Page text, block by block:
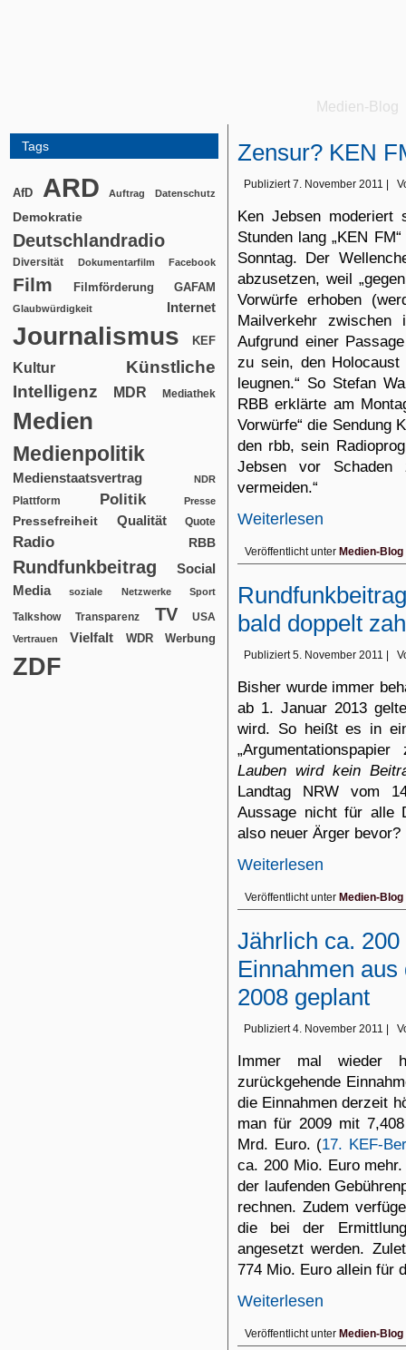
Medien-Blog
Tags
AfD ARD Auftrag Datenschutz
Demokratie
Deutschlandradio
Diversität Dokumentarfilm Facebook
Film Filmförderung GAFAM
Glaubwürdigkeit Internet
Journalismus KEF
Kultur
Künstliche
Intelligenz
MDR Mediathek
Medien
Medienpolitik
Medienstaatsvertrag NDR
Plattform Politik Presse
Pressefreiheit Qualität Quote
Radio RBB
Rundfunkbeitrag
Social
Media
soziale Netzwerke Sport
Talkshow Transparenz TV USA
Vertrauen Vielfalt WDR Werbung
ZDF
Zensur? KEN
Publiziert 7. November 2011
Ken Jebsen
Stunden lang„KEN FM“
Sonntag. Der
abzusetzen, weil
Vorwürfe erhoben
Mailverkehr
Aufgrund einer
zu sein, den
leugnen.“ So Stefan
RBBerklärte am
Vorwürfe“ die Sendung
den rbb, sein
Jebsen vor
vermeiden.“
Weiterlesen
Veröffentlicht unter Medien-Blog
bald doppelt
Publiziert 5. November 2011
Bisher wurde immer
ab 1. Januar 2013
wird. So heißt es in
Lauben wird kein
Landtag NRW vom
Aussage nicht für alle
also neuer Ärger bevor?
Weiterlesen
Veröffentlicht unter Medien-Blog
Jährlich ca.
Einnahmen
2008 geplant
Publiziert 4. November 2011
Immer mal wieder
zurückgehende
die Einnahmen derzeit
man für 2009 mit
Mrd. Euro. (17. KEF-
ca. 200 Mio. Euro
der laufenden
rechnen. Zudem
die bei der Ermittlung
angesetzt werden.
774 Mio. Euro allein für
Weiterlesen
Veröffentlicht unter Medien-Blog